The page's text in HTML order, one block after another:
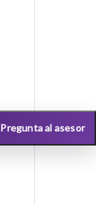
Pregunta al asesor